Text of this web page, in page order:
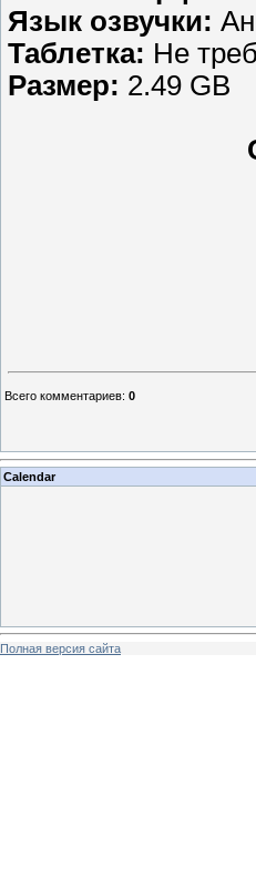
Язык озвучки:
Таблетка: Не
Размер: 2.49 GB
Всего комментариев: 0
Calendar
Полная версия сайта